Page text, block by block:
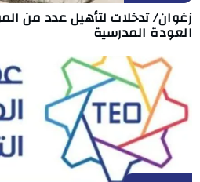
زغوان/ تدخلات لتأهيل عدد من
العودة المدرسية